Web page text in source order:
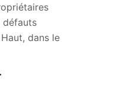
défauts
dans le